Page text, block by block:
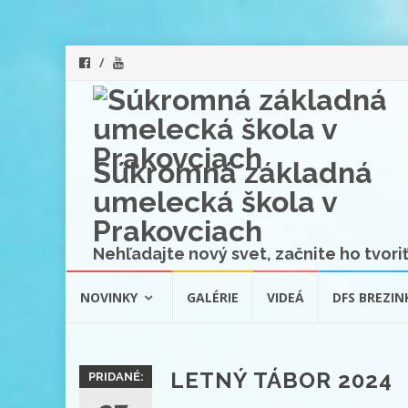
Súkromná základná
umelecká škola v
Prakovciach
Nehľadajte nový svet, začnite ho
NOVINKY GALÉRIE VIDEÁ DFS
PRIDANÉ: LETNÝ TÁBOR 2024